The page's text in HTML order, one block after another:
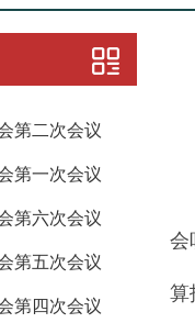
第二次会议
第一次会议
第六次会议
第五次会议
第四次会议
会
算